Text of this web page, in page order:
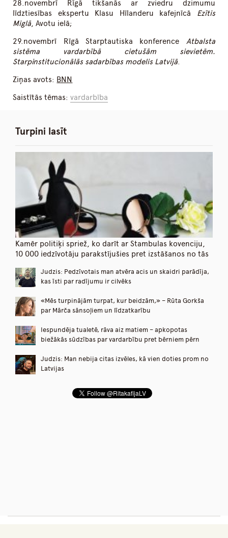
28.novembrī Rīgā tikšanās ar zviedru dzimumu
līdztiesības ekspertu Klasu Hīlanderu kafejnīcā Ezītis
Miglā, Avotu ielā;
29.novembrī Rīgā Starptautiska konference Atbalsta
sistēma vardarbībā cietušām sievietēm.
Starpinstitucionālās sadarbības modelis Latvijā.
Ziņas avots: BNN
Saistītās tēmas:vardarbība
Turpini lasīt
Kamēr politiķi spriež, ko darīt ar Stambulas kovenciju,
10 000 iedzīvotāju parakstījušies pret izstāšanos no tās
Judzis: Pedzīvotais man atvēra acis un skaidri parādīja,
kas īsti par radījumu ir cilvēks
«Mēs turpinājām turpat, kur beidzām,» – Rūta Gorkša
par Mārča sānsoļiem un līdzatkarību
Iespundēja tualetē, rāva aiz matiem – apkopotas
biežākās sūdzības par vardarbību pret bērniem pērn
Judzis: Man nebija citas izvēles, kā vien doties prom no
Latvijas